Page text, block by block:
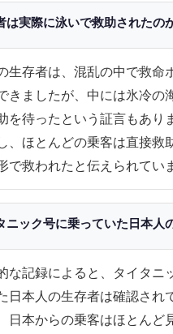
は実際に泳いで救助されたの
生存者は、混乱の中で救命
きましたが、中には氷冷の
を待ったという証言もあり
、ほとんどの乗客は直接救
で救われたと伝えられてい
ニック号に乗っていた日本人
な記録によると、タイタニ
日本人の生存者は確認され
日本からの乗客はほとんど